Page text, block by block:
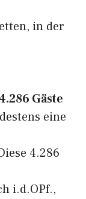
in der
4.286 Gäste
eine
4.286
i.d.OPf.,